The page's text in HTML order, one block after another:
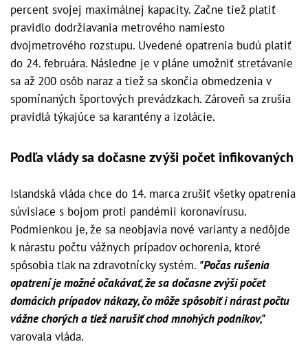
percent svojej maximálnej kapacity. Začne tiež platiť
pravidlo dodržiavania metrového namiesto
dvojmetrového rozstupu. Uvedené opatrenia budú platiť
do 24. februára. Následne je v pláne umožniť stretávanie
sa až 200 osôb naraz a tiež sa skončia obmedzenia v
spomínaných športových prevádzkach. Zároveň sa zrušia
pravidlá týkajúce sa karantény a izolácie.
Podľa vlády sa dočasne zvýši počet infikovaných
Islandská vláda chce do 14. marca zrušiť všetky opatrenia
súvisiace s bojom proti pandémii koronavírusu.
Podmienkou je, že sa neobjavia nové varianty a nedôjde
k nárastu počtu vážnych prípadov ochorenia, ktoré
spôsobia tlak na zdravotnícky systém. "Počas rušenia
opatrení je možné očakávať, že sa dočasne zvýši počet
domácich prípadov nákazy, čo môže spôsobiť i nárast počtu
vážne chorých a tiež narušiť chod mnohých podnikov,"
varovala vláda.